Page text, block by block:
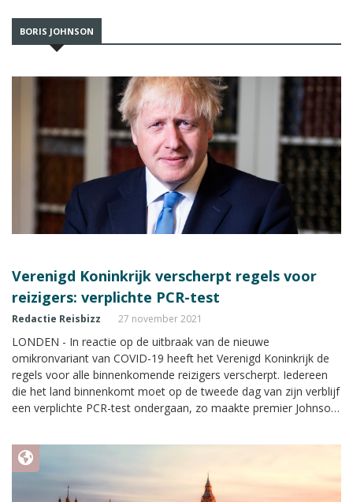
BORIS JOHNSON
Verenigd Koninkrijk verscherpt regels voor
reizigers: verplichte PCR-test
Redactie Reisbizz 27 november 2021
LONDEN - In reactie op de uitbraak van de nieuwe
omikronvariant van COVID-19 heeft het Verenigd Koninkrijk de
regels voor alle binnenkomende reizigers verscherpt. Iedereen
die het land binnenkomt moet op de tweede dag van zijn verblijf
een verplichte PCR-test ondergaan, zo maakte premier Johnson